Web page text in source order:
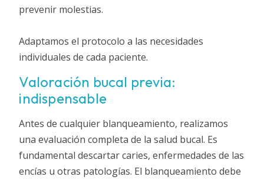
prevenir molestias.
Adaptamos el protocolo a las necesidades
individuales de cada paciente.
Valoración bucal previa:
indispensable
Antes de cualquier blanqueamiento, realizamos
una evaluación completa de la salud bucal. Es
fundamental descartar caries, enfermedades de las
encías u otras patologías. El blanqueamiento debe